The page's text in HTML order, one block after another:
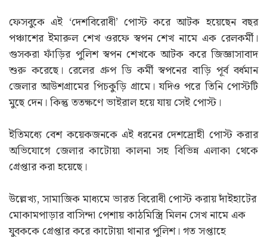
ফেসবুকে এই ‘দেশবিরোধী’ পোস্ট করে আটক হয়েছেন বছর
পঞ্চাশের ইমারুল শেখ ওরফে স্বপন শেখ নামে এক রেলকর্মী।
গুসকরা ফাঁড়ির পুলিশ স্বপন শেখকে আটক করে জিজ্ঞাসাবাদ
শুরু করেছে। রেলের গ্রুপ ডি কর্মী স্বপনের বাড়ি পূর্ব বর্ধমান
জেলার আউশগ্রামের পিচকুড়ি গ্রামে। যদিও পরে তিনি পোস্টটি
মুছে দেন। কিন্তু ততক্ষণে ভাইরাল হয়ে যায় সেই পোস্ট।
ইতিমধ্যে বেশ কয়েকজনকে এই ধরনের দেশদ্রোহী পোস্ট করার
অভিযোগে জেলার কাটোয়া কালনা সহ বিভিন্ন এলাকা থেকে
গ্রেপ্তার করা হয়েছে।
উল্লেখ্য, সামাজিক মাধ্যমে ভারত বিরোধী পোস্ট করায় দাঁইহাটের
মোকামপাড়ার বাসিন্দা পেশায় কাঠমিস্ত্রি মিলন সেখ নামে এক
যুবককে গ্রেপ্তার করে কাটোয়া থানার পুলিশ। গত সপ্তাহে